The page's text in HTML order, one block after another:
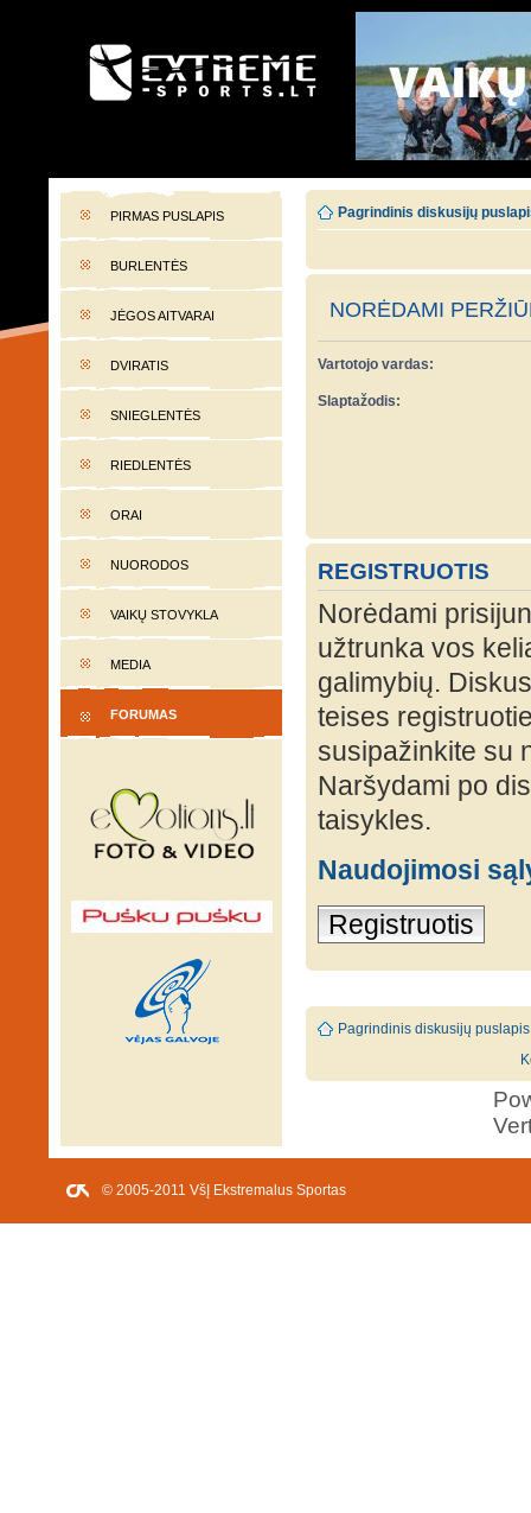
EXTREME-SPORTS.LT
PIRMAS PUSLAPIS
BURLENTĖS
JĖGOS AITVARAI
DVIRATIS
SNIEGLENTĖS
RIEDLENTĖS
ORAI
NUORODOS
VAIKŲ STOVYKLA
MEDIA
FORUMAS
Pagrindinis diskusijų
NORĖDAMI
Vartotojo vardas:
Slaptažodis:
REGISTRUOTIS
Norėdami
užtrunka vos
galimybių.
teises
susipažinkite su
Naršydami po
taisykles.
Naudojimosi
Registruotis
Pagrindinis diskusijų puslapis
© 2005-2011 VšĮ Ekstremalus Sportas